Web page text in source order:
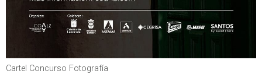
Cartel Concurso Fotografía